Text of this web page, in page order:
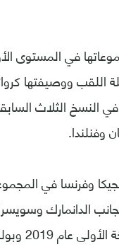
في المستوى
اللقب ووصيفتها
النسخ الثلاث
وفنلندا.
وفرنسا في
الدانمارك
ليفاندوفسكي وإسكتلندا.